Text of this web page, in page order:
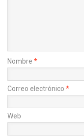
Nombre *
Correo electrónico *
Web